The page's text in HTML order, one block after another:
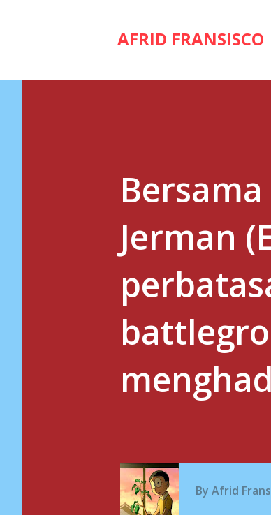
AFRID FRANSISCO
Jerman
By Afrid